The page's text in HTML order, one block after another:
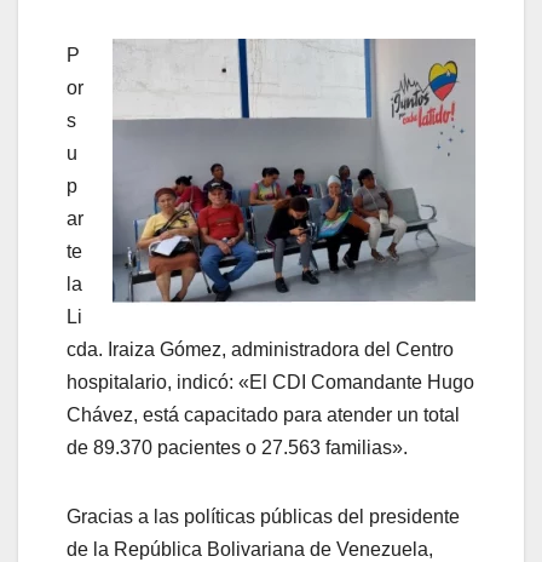
P
or
s
u
p
ar
te
la
Li
cda. Iraiza Gómez, administradora del Centro
hospitalario, indicó: «El CDI Comandante Hugo
Chávez, está capacitado para atender un total
de 89.370 pacientes o 27.563 familias».
Gracias a las políticas públicas del presidente
de la República Bolivariana de Venezuela,